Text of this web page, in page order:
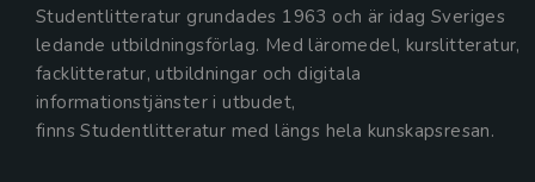
Studentlitteratur grundades 1963 och är idag Sveriges
ledande utbildningsförlag. Med läromedel, kurslitteratur,
facklitteratur, utbildningar och digitala
informationstjänster i utbudet,
finns Studentlitteratur med längs hela kunskapsresan.